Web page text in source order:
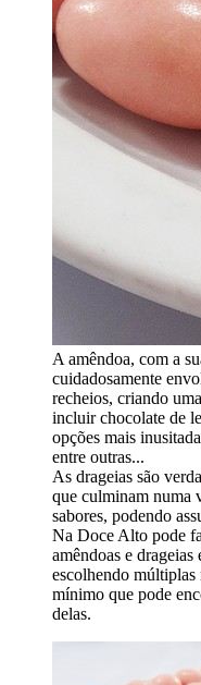
A amêndoa, com a
cuidadosamente
recheios, criando
incluir chocolate de
opções mais
entre outras...
As drageias são
que culminam numa
sabores, podendo
Na Doce Alto pode
amêndoas e
escolhendo múltiplas
mínimo que pode
delas.